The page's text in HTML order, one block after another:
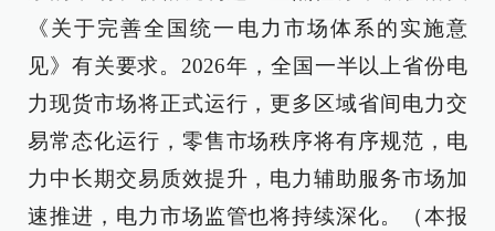
《关于完善全国统一电力市场体系的实施意
见》有关要求。2026年，全国一半以上省份电
力现货市场将正式运行，更多区域省间电力交
易常态化运行，零售市场秩序将有序规范，电
力中长期交易质效提升，电力辅助服务市场加
速推进，电力市场监管也将持续深化。（本报